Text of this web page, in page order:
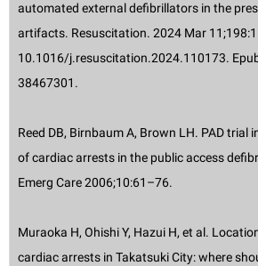
automated external defibrillators in the
artifacts. Resuscitation. 2024 Mar
10.1016/j.resuscitation.2024.110173.
38467301.
Reed DB, Birnbaum A, Brown LH. PAD
of cardiac arrests in the public access
Emerg Care 2006;10:61–76.
Muraoka H, Ohishi Y, Hazui H, et al.
cardiac arrests in Takatsuki City: where